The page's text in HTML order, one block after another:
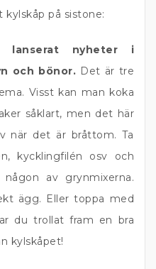
kylskåp på sistone:
nyheter i
och bönor. Det är tre
Visst kan man koka
såklart, men det här
när det är bråttom. Ta
kycklingfilén osv och
av grynmixerna.
ägg. Eller toppa med
du trollat fram en bra
kylskåpet!